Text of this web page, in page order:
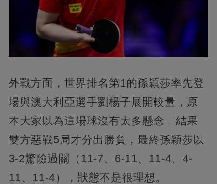
外戰方面，世界排名第1的孫穎莎率先登
場與澳大利亞選手劉楊子展開較量，原
本大家以為這場球沒有太多懸念，結果
雙方惡戰5局才分出勝負，最終孫穎莎以
3-2驚險過關（11-7、6-11、11-4、4-
11、11-4），狀態不是很理想。